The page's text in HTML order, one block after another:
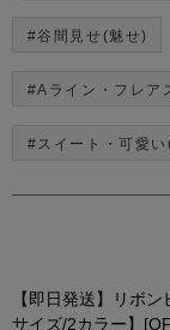
#谷間見せ(魅せ)
#Aライン・フレア
#スイート・可愛